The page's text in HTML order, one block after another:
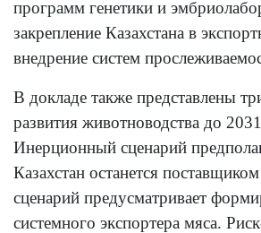
программ генетики и
закрепление Казахстана в
внедрение систем
В докладе также представлены
развития животноводства до
Инерционный сценарий
Казахстан останется
сценарий предусматривает
системного экспортера мяса.